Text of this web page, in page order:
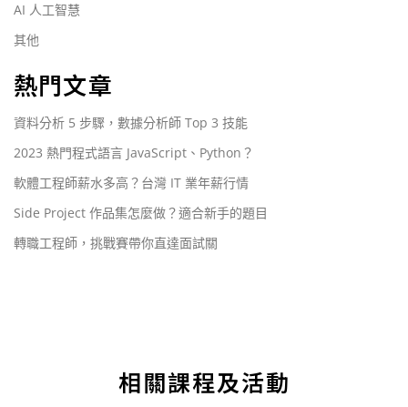
AI 人工智慧
其他
熱門文章
資料分析 5 步驟，數據分析師 Top 3 技能
2023 熱門程式語言 JavaScript、Python？
軟體工程師薪水多高？台灣 IT 業年薪行情
Side Project 作品集怎麼做？適合新手的題目
轉職工程師，挑戰賽帶你直達面試關
相關課程及活動